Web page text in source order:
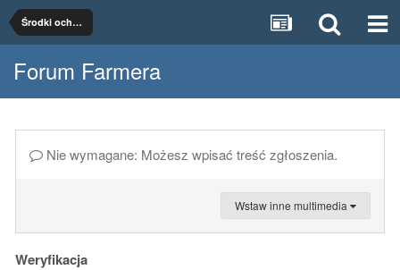
Środki ochrony roślin
Forum Farmera
Nie wymagane: Możesz wpisać treść zgłoszenia.
Wstaw inne multimedia
Weryfikacja